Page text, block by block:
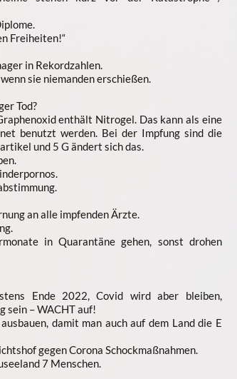
Freiheiten!“
in Rekordzahlen.
sie niemanden erschießen.
Tod?
enthält Nitrogel. Das kann als eine
benutzt werden. Bei der Impfung sind die
und 5 G ändert sich das.
an alle impfenden Ärzte.
in Quarantäne gehen, sonst drohen
Ende 2022, Covid wird aber bleiben,
sein – WACHT auf!
damit man auch auf dem Land die E
gegen Corona Schockmaßnahmen.
7 Menschen.